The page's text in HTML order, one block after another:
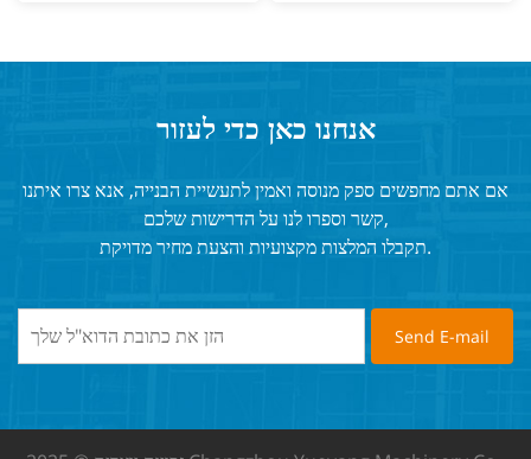
אנחנו כאן כדי לעזור
אם אתם מחפשים ספק מנוסה ואמין לתעשיית הבנייה, אנא צרו איתנו
קשר וספרו לנו על הדרישות שלכם,
תקבלו המלצות מקצועיות והצעת מחיר מדויקת.